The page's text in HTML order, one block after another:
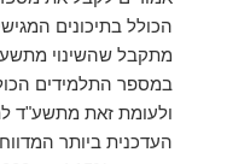
הכולל בתיכונים
מתקבל שהשינוי
ולעומת זאת מתשע"ד
העדכנית ביותר